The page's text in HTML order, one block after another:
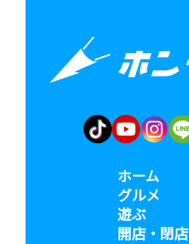
ホーム
グルメ
遊ぶ
開店・閉店